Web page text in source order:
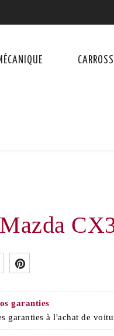
garanties
garanties à l'achat de